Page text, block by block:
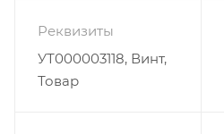
Реквизиты
УТ000003118, Винт,
Товар